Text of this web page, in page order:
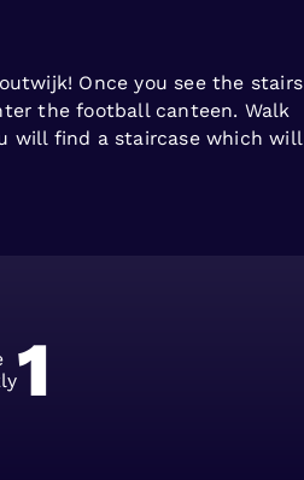
Once you see the stairs
the football canteen. Walk
will find a staircase which will
1